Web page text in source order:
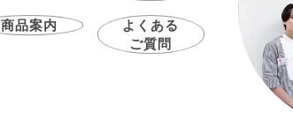
商品案内
よくある
ご質問